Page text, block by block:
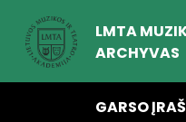
LMTA
ARCHYVAS
GARSO